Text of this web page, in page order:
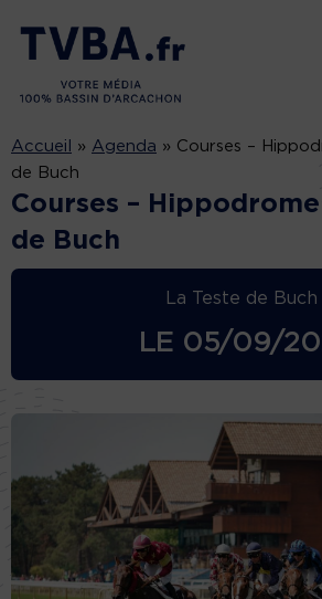
Accueil » Agenda » Courses –
de Buch
Courses –
de Buch
La Teste de Buch
LE 05/09/